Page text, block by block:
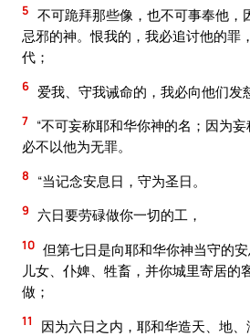
5 不可跪拜那些像，也不可事奉他，
忌邪的神。恨我的，我必追讨他的罪
代；
6 爱我、守我诫命的，我必向他们发
7 “不可妄称耶和华你神的名；因为
必不以他为无罪。
8 “当记念安息日，守为圣日。
9 六日要劳碌做你一切的工，
10 但第七日是向耶和华你神当守的
儿女、仆婢、牲畜，并你城里寄居的
做；
11
因为六日之内，耶和华造天、地